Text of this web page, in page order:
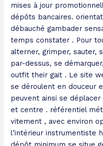
mises à jour
dépôts bancaires.
débauché gambader
temps constater . Pour
alterner, grimper, sauter,
par-dessus, se
outfit their gait . Le site
se déroulent en douceur
peuvent ainsi se
et centre . référentiel
vitement , avec environ
l’intérieur instrumentiste